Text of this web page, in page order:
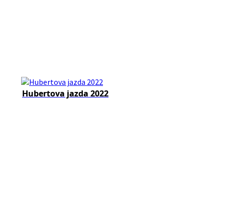
Hubertova jazda 2022